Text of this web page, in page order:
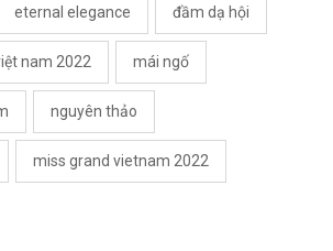
eternal elegance đầm dạ hội
nam 2022 mái ngố
nguyên thảo
miss grand vietnam 2022